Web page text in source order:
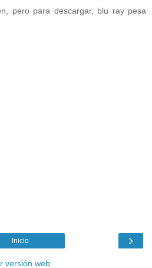
pero para descargar, blu ray pesa
›
Inicio
versión web